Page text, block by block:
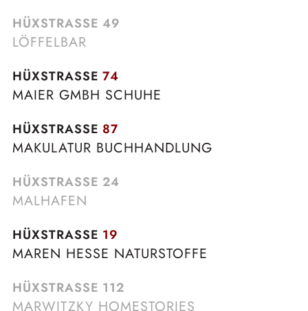
HÜXSTRASSE 49
LÖFFELBAR
HÜXSTRASSE 74
MAIER GMBH SCHUHE
HÜXSTRASSE 87
MAKULATUR BUCHHANDLUNG
HÜXSTRASSE 24
MALHAFEN
HÜXSTRASSE 19
MAREN HESSE NATURSTOFFE
HÜXSTRASSE 112
MARWITZKY HOMESTORIES